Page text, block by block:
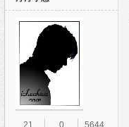
21 0 5644